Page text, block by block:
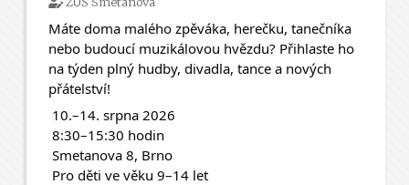
Máte doma malého zpěváka, herečku, tanečníka
nebo budoucí muzikálovou hvězdu? Přihlaste ho
na týden plný hudby, divadla, tance a nových
přátelství!
10.–14. srpna 2026
8:30–15:30 hodin
Smetanova 8, Brno
Pro děti ve věku 9–14 let